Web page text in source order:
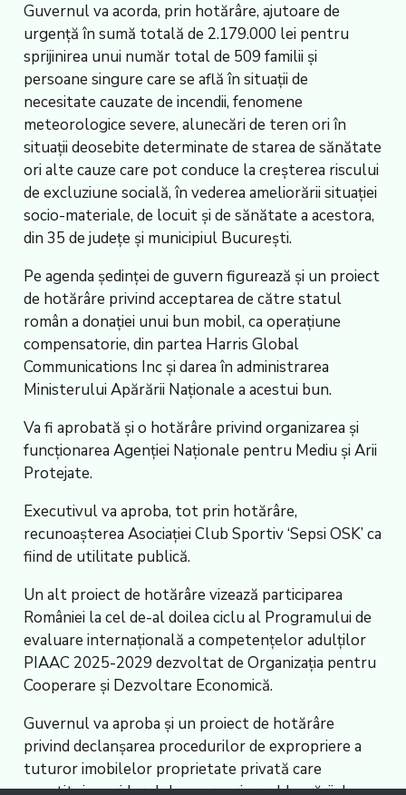
Guvernul va acorda, prin hotărâre, ajutoare de
urgență în sumă totală de 2.179.000 lei pentru
sprijinirea unui număr total de 509 familii și
persoane singure care se află în situații de
necesitate cauzate de incendii, fenomene
meteorologice severe, alunecări de teren ori în
situații deosebite determinate de starea de sănătate
ori alte cauze care pot conduce la creșterea riscului
de excluziune socială, în vederea ameliorării situației
socio-materiale, de locuit și de sănătate a acestora,
din 35 de județe și municipiul București.
Pe agenda ședinței de guvern figurează și un proiect
de hotărâre privind acceptarea de către statul
român a donației unui bun mobil, ca operațiune
compensatorie, din partea Harris Global
Communications Inc și darea în administrarea
Ministerului Apărării Naționale a acestui bun.
Va fi aprobată și o hotărâre privind organizarea și
funcționarea Agenției Naționale pentru Mediu și Arii
Protejate.
Executivul va aproba, tot prin hotărâre,
recunoașterea Asociației Club Sportiv ‘Sepsi OSK’ ca
fiind de utilitate publică.
Un alt proiect de hotărâre vizează participarea
României la cel de-al doilea ciclu al Programului de
evaluare internațională a competențelor adulților
PIAAC 2025-2029 dezvoltat de Organizația pentru
Cooperare și Dezvoltare Economică.
Guvernul va aproba și un proiect de hotărâre
privind declanșarea procedurilor de expropriere a
tuturor imobilelor proprietate privată care